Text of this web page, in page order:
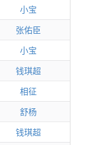
小宝
张佑臣
小宝
钱琪超
相征
舒杨
钱琪超